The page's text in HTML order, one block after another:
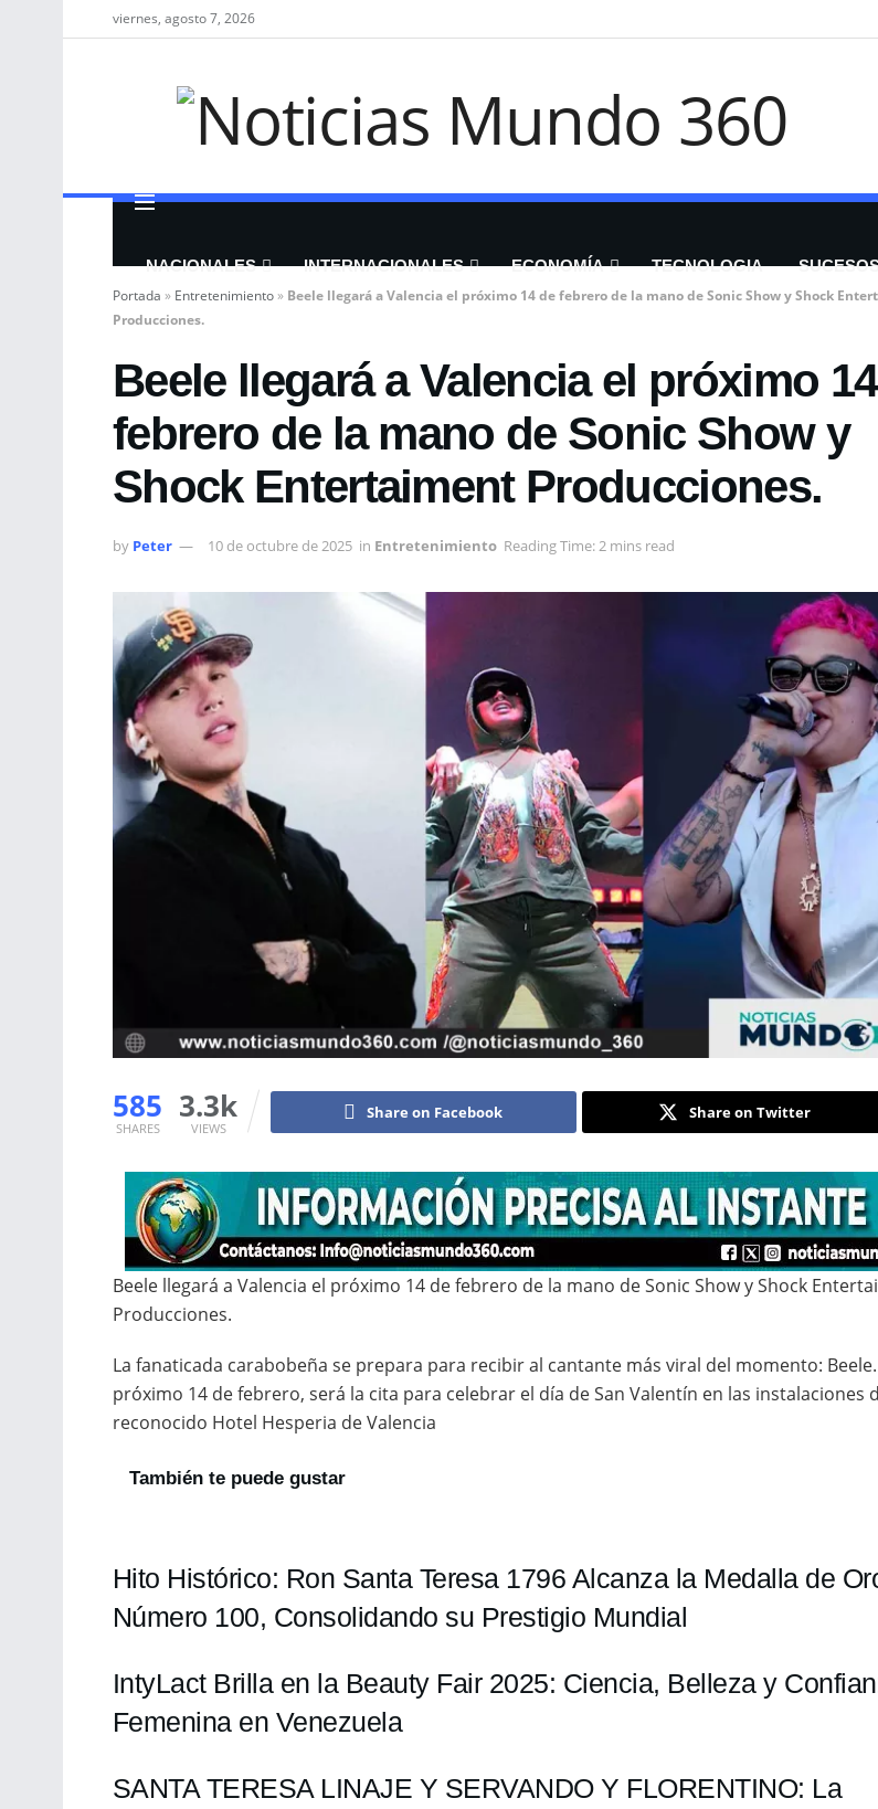
viernes, agosto 7, 2026
NACIONALES INTERNACIONALES ECONOMÍA TECNOLOGIA
Portada » Entretenimiento» Beele llegará a Valencia el próximo 14 de febrero de la mano de Sonic Show y Shock
Producciones.
Beele llegará a Valencia el próximo
febrero de la mano de Sonic Show y
Shock Entertaiment Producciones.
by Peter 10 de octubre de 2025 in Entretenimiento Reading Time: 2 mins read
585
SHARES
3.3k
VIEWS
Share on Facebook Share on Twitter
Beele llegará a Valencia el próximo 14 de febrero de la mano de Sonic Show y Shock
Producciones.
La fanaticada carabobeña se prepara para recibir al cantante más viral del momento: Beele.
próximo 14 de febrero, será la cita para celebrar el día de San Valentín en las instalaciones
reconocido Hotel Hesperia de Valencia
También te puede gustar
Hito Histórico: Ron Santa Teresa 1796 Alcanza la Medalla de
Número 100, Consolidando su Prestigio Mundial
IntyLact Brilla en la Beauty Fair 2025: Ciencia, Belleza y
Femenina en Venezuela
SANTA TERESA LINAJE Y SERVANDO Y FLORENTINO: La